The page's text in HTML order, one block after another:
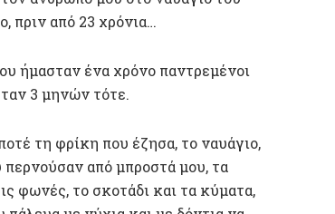
πριν από 23 χρόνια…
ήμασταν ένα χρόνο παντρεμένοι
3 μηνών τότε.
τη φρίκη που έζησα, το ναυάγιο,
από μπροστά μου, τα
φωνές, το σκοτάδι και τα κύματα,